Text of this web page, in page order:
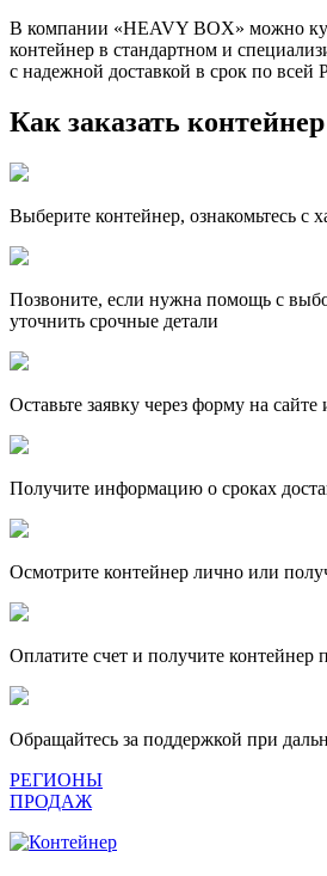
В компании «HEAVY BOX» можно
контейнер в стандартном и
с надежной доставкой в срок по всей
Как заказать контейнер
Выберите контейнер, ознакомьтесь с
Позвоните, если нужна помощь с
уточнить срочные детали
Оставьте заявку через форму на
Получите информацию о сроках
Осмотрите контейнер лично или
Оплатите счет и получите контейнер
Обращайтесь за поддержкой при
РЕГИОНЫ
ПРОДАЖ